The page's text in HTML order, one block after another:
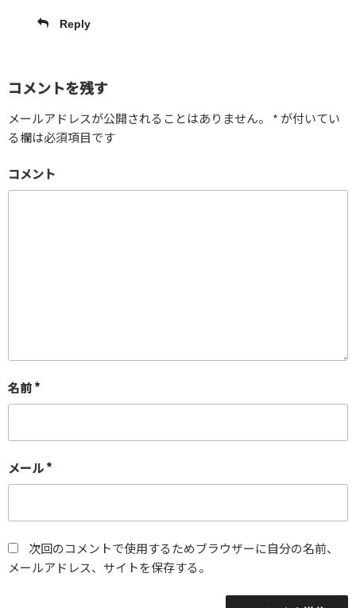
Reply
コメントを残す
メールアドレスが公開されることはありません。 * が付いてい
る欄は必須項目です
コメント
名前*
メール*
次回のコメントで使用するためブラウザーに自分の名前、
メールアドレス、サイトを保存する。